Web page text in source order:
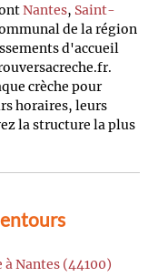
Nantes, Saint-
de la région
d'accueil
crèche pour
horaires, leurs
la structure la plus
Nantes (44100)